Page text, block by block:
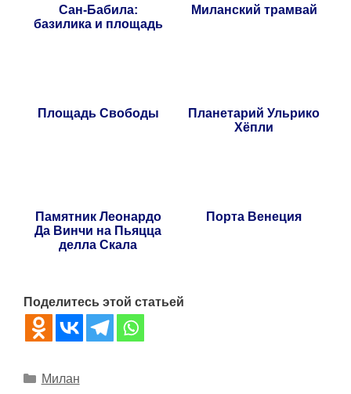
Сан-Бабила:
базилика и площадь
Миланский трамвай
Площадь Свободы
Планетарий Ульрико
Хёпли
Памятник Леонардо
Да Винчи на Пьяцца
делла Скала
Порта Венеция
Поделитесь этой статьей
Рубрики
Милан